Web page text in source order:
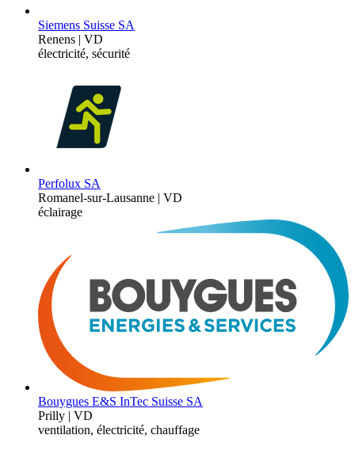
Siemens Suisse SA
Renens | VD
électricité, sécurité
Perfolux SA
Romanel-sur-Lausanne | VD
éclairage
Bouygues E&S InTec Suisse SA
Prilly | VD
ventilation, électricité, chauffage